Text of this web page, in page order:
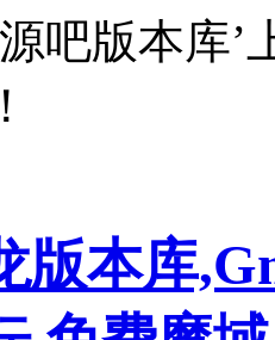
吧版本库
！
版本库